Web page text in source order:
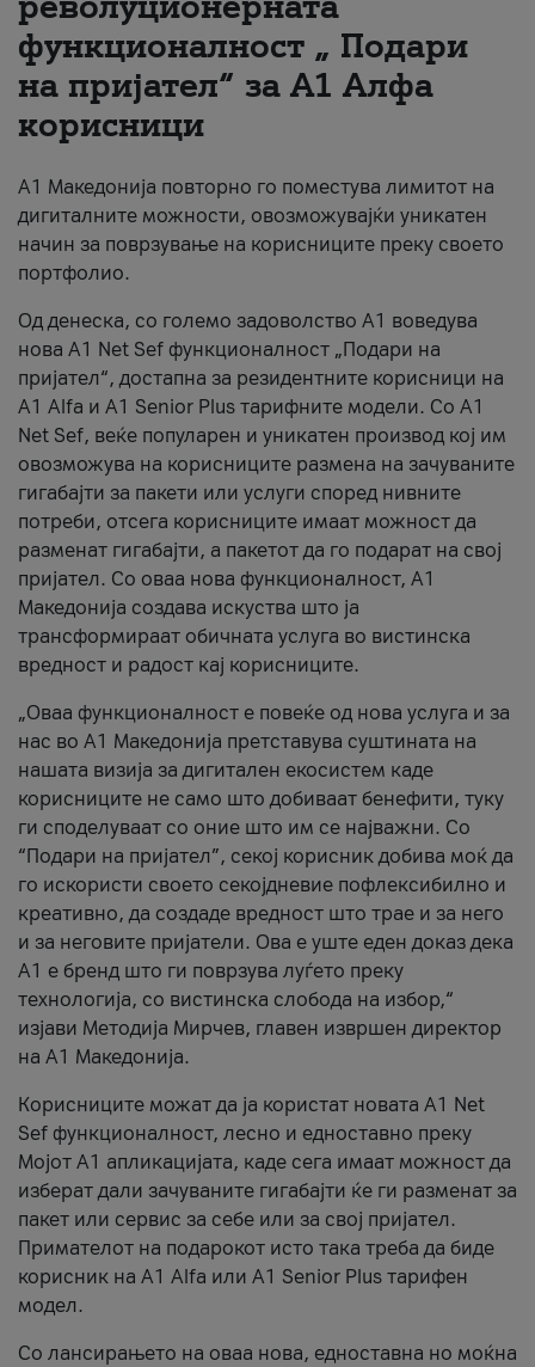
За нас
#ПодобарОнлајн
функционалност „ Подари
на пријател“ за А1 Алфа
корисници
А1 Македонија повторно го поместува лимитот на
дигиталните можности, овозможувајќи уникатен
начин за поврзување на корисниците преку своето
портфолио.
Од денеска, со големо задоволство А1 воведува
нова A1 Net Sef функционалност „Подари на
пријател“, достапна за резидентните корисници на
А1 Alfa и A1 Senior Plus тарифните модели. Со A1
Net Sef, веќе популарен и уникатен производ кој им
овозможува на корисниците размена на зачуваните
гигабајти за пакети или услуги според нивните
потреби, отсега корисниците имаат можност да
разменат гигабајти, а пакетот да го подарат на свој
пријател. Со оваа нова функционалност, А1
Македонија создава искуства што ја
трансформираат обичната услуга во вистинска
вредност и радост кај корисниците.
„Оваа функционалност е повеќе од нова услуга и за
нас во А1 Македонија претставува суштината на
нашата визија за дигитален екосистем каде
корисниците не само што добиваат бенефити, туку
ги споделуваат со оние што им се најважни. Со
“Подари на пријател”, секој корисник добива моќ да
го искористи своето секојдневие пофлексибилно и
креативно, да создаде вредност што трае и за него
и за неговите пријатели. Ова е уште еден доказ дека
А1 е бренд што ги поврзува луѓето преку
технологија, со вистинска слобода на избор,“
изјави Методија Мирчев, главен извршен директор
на А1 Македонија.
Корисниците можат да ја користат новата А1 Net
Sef функционалност, лесно и едноставно преку
Мојот А1 апликацијата, каде сега имаат можност да
изберат дали зачуваните гигабајти ќе ги разменат за
пакет или сервис за себе или за свој пријател.
Примателот на подарокот исто така треба да биде
корисник на А1 Alfa или A1 Senior Plus тарифен
модел.
Со лансирањето на оваа нова, едноставна но моќна